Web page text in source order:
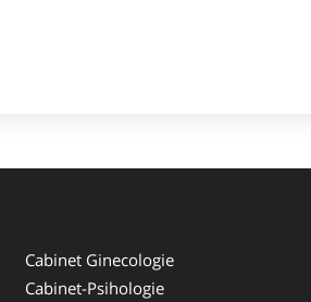
Cabinet Ginecologie
Cabinet-Psihologie